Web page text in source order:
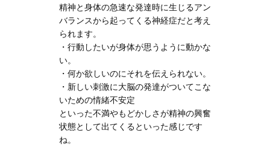
精神と身体の急速な発達時に生じるアン
バランスから起ってくる神経症だと考え
られます。
・行動したいが身体が思うように動かな
い。
・何か欲しいのにそれを伝えられない。
・新しい刺激に大脳の発達がついてこな
いための情緒不安定
といった不満やもどかしさが精神の興奮
状態として出てくるといった感じです
ね。